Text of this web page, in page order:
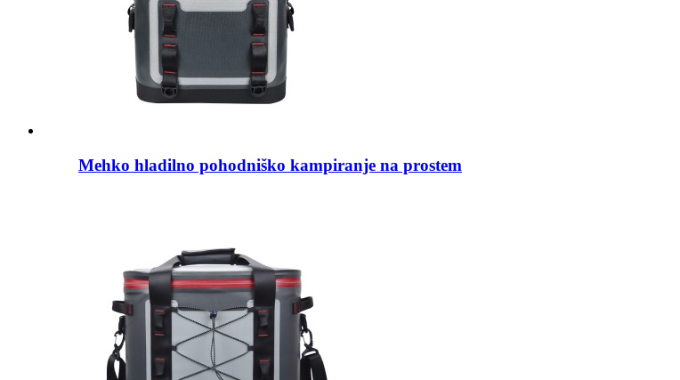
Mehko hladilno pohodniško kampiranje na prostem